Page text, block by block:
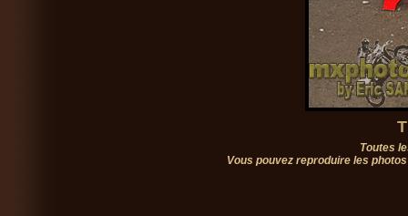
Toutes
Vous pouvez reproduire les